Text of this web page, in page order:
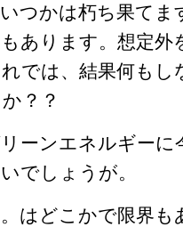
つかは朽ち果てま
あります。想定
では、結果何も
？？
ーンエネルギー
でしょうが。
はどこかで限界も